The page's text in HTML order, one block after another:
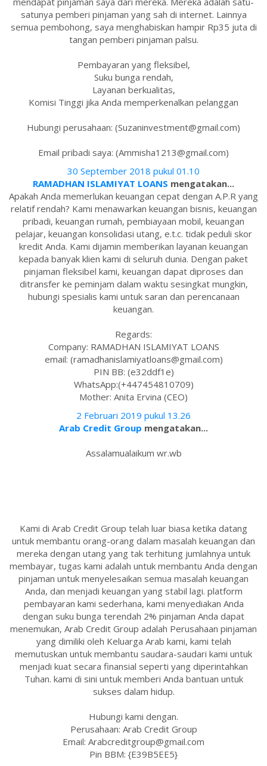
satunya pemberi pinjaman yang sah di internet. Lainnya
semua pembohong, saya menghabiskan hampir Rp35 juta di
tangan pemberi pinjaman palsu.
Pembayaran yang fleksibel,
Suku bunga rendah,
Layanan berkualitas,
Komisi Tinggi jika Anda memperkenalkan pelanggan
Hubungi perusahaan: (Suzaninvestment@gmail.com)
Email pribadi saya: (Ammisha1213@gmail.com)
30 September 2018 pukul 01.10
RAMADHAN ISLAMIYAT LOANS mengatakan...
Apakah Anda memerlukan keuangan cepat dengan A.P.R yang
relatif rendah? Kami menawarkan keuangan bisnis, keuangan
pribadi, keuangan rumah, pembiayaan mobil, keuangan
pelajar, keuangan konsolidasi utang, e.t.c. tidak peduli skor
kredit Anda. Kami dijamin memberikan layanan keuangan
kepada banyak klien kami di seluruh dunia. Dengan paket
pinjaman fleksibel kami, keuangan dapat diproses dan
ditransfer ke peminjam dalam waktu sesingkat mungkin,
hubungi spesialis kami untuk saran dan perencanaan
keuangan.
Regards:
Company: RAMADHAN ISLAMIYAT LOANS
email: (ramadhanislamiyatloans@gmail.com)
PIN BB: (e32ddf1e)
WhatsApp:(+447454810709)
Mother: Anita Ervina (CEO)
2 Februari 2019 pukul 13.26
Arab Credit Group mengatakan...
Assalamualaikum wr.wb
Kami di Arab Credit Group telah luar biasa ketika datang
untuk membantu orang-orang dalam masalah keuangan dan
mereka dengan utang yang tak terhitung jumlahnya untuk
membayar, tugas kami adalah untuk membantu Anda dengan
pinjaman untuk menyelesaikan semua masalah keuangan
Anda, dan menjadi keuangan yang stabil lagi. platform
pembayaran kami sederhana, kami menyediakan Anda
dengan suku bunga terendah 2% pinjaman Anda dapat
menemukan, Arab Credit Group adalah Perusahaan pinjaman
yang dimiliki oleh Keluarga Arab kami, kami telah
memutuskan untuk membantu saudara-saudari kami untuk
menjadi kuat secara finansial seperti yang diperintahkan
Tuhan. kami di sini untuk memberi Anda bantuan untuk
sukses dalam hidup.
Hubungi kami dengan.
Perusahaan: Arab Credit Group
Email: Arabcreditgroup@gmail.com
Pin BBM: {E39B5EE5}